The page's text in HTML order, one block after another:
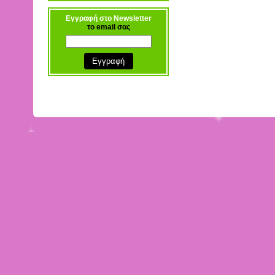
Εγγραφή στο Newsletter
το email σας